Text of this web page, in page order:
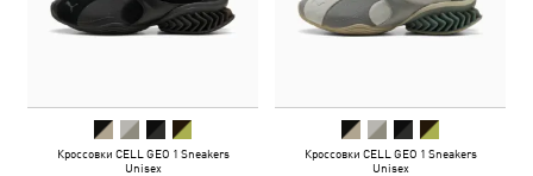
Кроссовки CELL GEO 1 Sneakers
Unisex
Кроссовки CELL GEO 1 Sneakers
Unisex